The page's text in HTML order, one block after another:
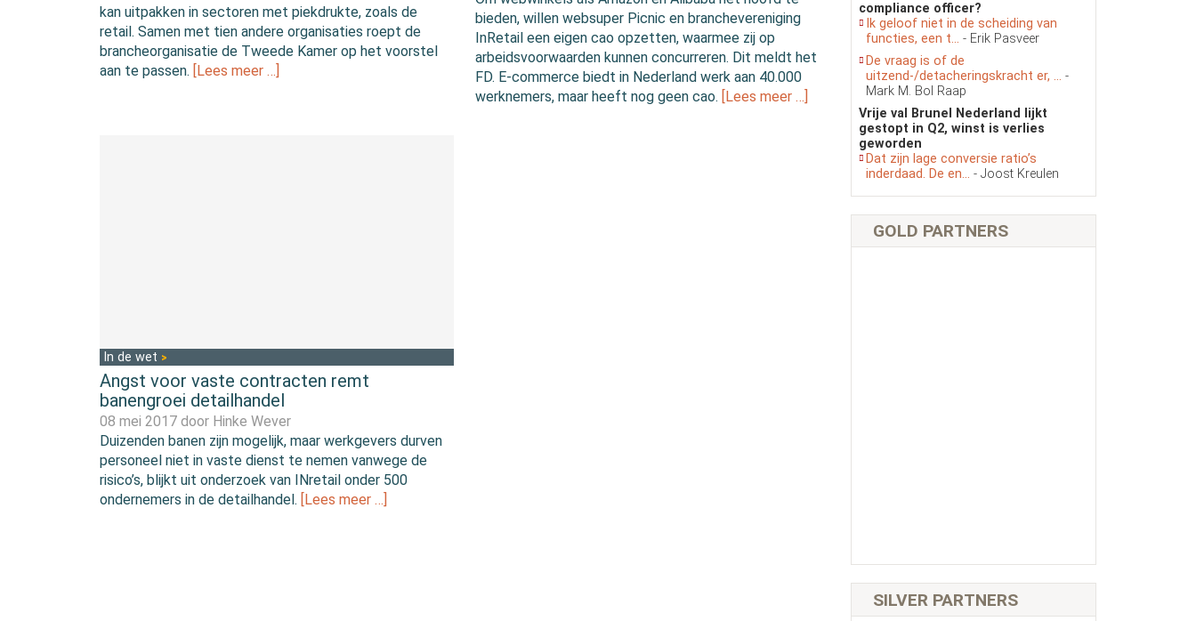
kan uitpakken in sectoren met piekdrukte, zoals de
retail. Samen met tien andere organisaties roept de
brancheorganisatie de Tweede Kamer op het voorstel
aan te passen. [Lees meer …]
bieden, willen websuper Picnic en branchevereniging
InRetail een eigen cao opzetten, waarmee zij op
arbeidsvoorwaarden kunnen concurreren. Dit meldt het
FD. E-commerce biedt in Nederland werk aan 40.000
werknemers, maar heeft nog geen cao. [Lees meer …]
In de wet
Angst voor vaste contracten remt
banengroei detailhandel
08 mei 2017 door Hinke Wever
Duizenden banen zijn mogelijk, maar werkgevers durven
personeel niet in vaste dienst te nemen vanwege de
risico’s, blijkt uit onderzoek van INretail onder 500
ondernemers in de detailhandel. [Lees meer …]
compliance officer?
Ik geloof niet in de scheiding van
functies, een t... - Erik Pasveer
De vraag is of de
uitzend-/detacheringskracht er, ... -
Mark M. Bol Raap
Vrije val Brunel Nederland lijkt
gestopt in Q2, winst is verlies
geworden
Dat zijn lage conversie ratio’s
inderdaad. De en... - Joost Kreulen
GOLD PARTNERS
SILVER PARTNERS